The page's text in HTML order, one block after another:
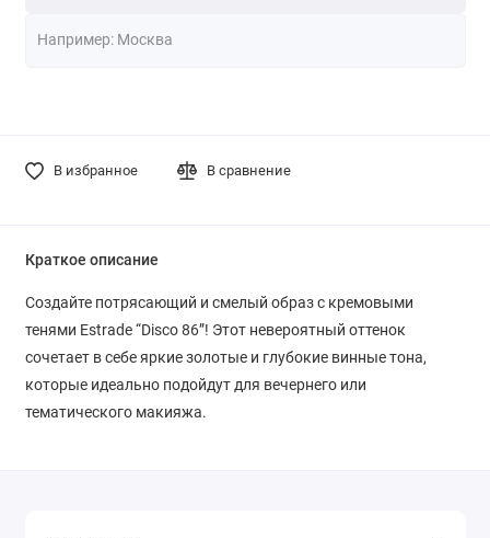
В избранное В сравнение
Краткое описание
Создайте потрясающий и смелый образ с кремовыми
тенями Estrade “Disco 86”! Этот невероятный оттенок
сочетает в себе яркие золотые и глубокие винные тона,
которые идеально подойдут для вечернего или
тематического макияжа.